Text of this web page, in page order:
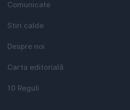
Comunicate
Stiri calde
Despre noi
Carta editorială
10 Reguli